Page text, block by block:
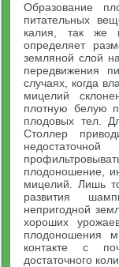
Образование
питательных
калия, так же
определяет
земляной слой
передвижения
случаях, когда
мицелий
плотную белую
плодовых тел.
Столлер
плодоношение,
мицелий. Лишь
развития
непригодной
хороших
плодоношения
контакте с
достаточного